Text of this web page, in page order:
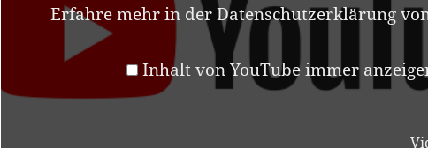
Erfahre mehr in derDatenschutzerklärung
Inhalt von YouTube immer